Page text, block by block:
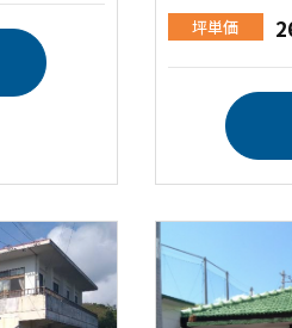
坪単価